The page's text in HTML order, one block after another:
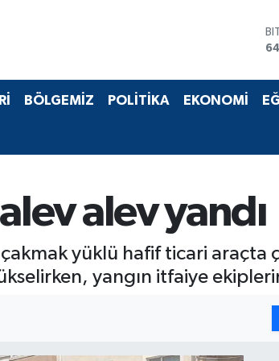
BÖLGEMİZ POLİTİKA EKONOMİ
alev yandı
yüklü hafif ticari araçta
yangın itfaiye